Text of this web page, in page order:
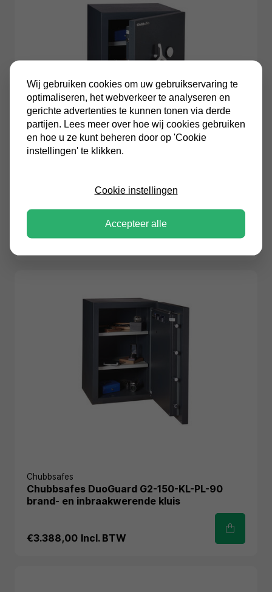
Chubbsafes DuoGuard G2-115-KL-PL-90
€3.191,00 Incl. BTW
Chubbsafes
Chubbsafes DuoGuard G2-150-KL-PL-90
brand- en inbraakwerende kluis
€3.388,00 Incl. BTW
Wij gebruiken cookies om uw gebruikservaring te
optimaliseren, het webverkeer te analyseren en
gerichte advertenties te kunnen tonen via derde
partijen. Lees meer over hoe wij cookies gebruiken
en hoe u ze kunt beheren door op 'Cookie
instellingen' te klikken.
Cookie instellingen
Accepteer alle